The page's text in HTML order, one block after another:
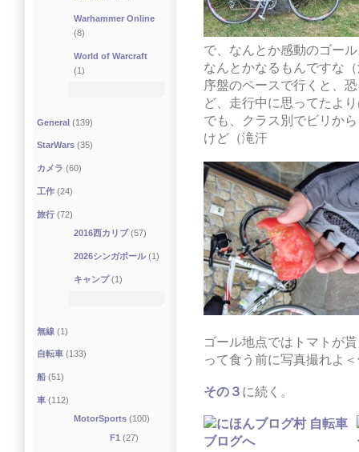
で、なんとか感動のゴー
なんとかなるもんですな
序盤のペースで行くと、
ど、走行中に思ってたよ
でも、クラス別でビリか
けど（滝汗
ゴール地点ではトマトが
って食う前に写真撮れよ
その３ に続く。
Warhammer Online
(8)
World of Warcraft
(1)
General (139)
StarWars (35)
カメラ (60)
工作 (24)
旅行 (72)
2016西カリブ(57)
2026シンガポール(1)
キャンプ(1)
無線 (1)
自転車 (133)
船 (51)
車 (112)
MotorSports(100)
F1 (27)